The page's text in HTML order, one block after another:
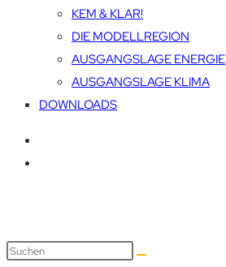
KEM & KLAR!
DIE MODELLREGION
AUSGANGSLAGE ENERGIE
AUSGANGSLAGE KLIMA
DOWNLOADS